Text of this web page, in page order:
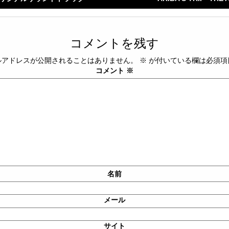
コメントを残す
ドレスが公開されることはありません。 ※ が付いている欄は必須
コメント ※
名前
メール
サイト